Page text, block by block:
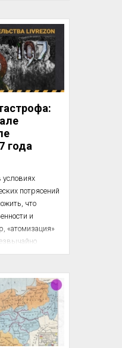
Сэр
Вустер – в
католиками,
В 1579
Совета
года
условиях
потрясений
что
и
«атомизация»
вживания
борьбы за